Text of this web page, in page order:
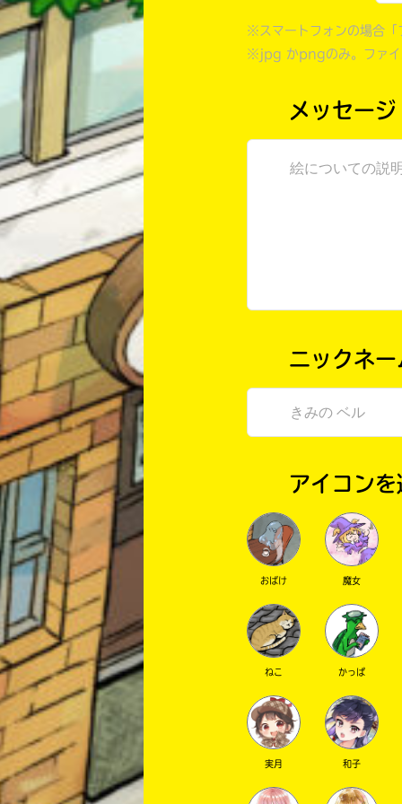
※スマートフォンの場合「
※jpg かpngのみ。ファ
メッセージ
ニックネー
アイコンを
おばけ 魔女
ねこ かっぱ
実月 和子